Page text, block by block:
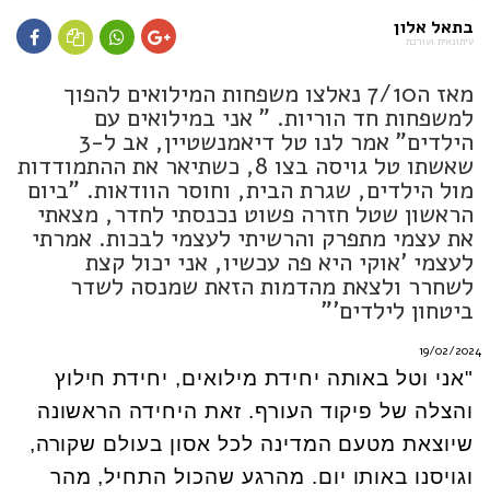
בתאל אלון
עיתונאית ועורכת
מאז ה7/10 נאלצו משפחות המילואים להפוך
למשפחות חד הוריות. " אני במילואים עם
הילדים" אמר לנו טל דיאמנשטיין, אב ל-3
שאשתו טל גויסה בצו 8, כשתיאר את ההתמודדות
מול הילדים, שגרת הבית, וחוסר הוודאות. "ביום
הראשון שטל חזרה פשוט נכנסתי לחדר, מצאתי
את עצמי מתפרק והרשיתי לעצמי לבכות. אמרתי
לעצמי 'אוקי היא פה עכשיו, אני יכול קצת
לשחרר ולצאת מהדמות הזאת שמנסה לשדר
ביטחון לילדים'"
19/02/2024
"אני וטל באותה יחידת מילואים, יחידת חילוץ
והצלה של פיקוד העורף. זאת היחידה הראשונה
שיוצאת מטעם המדינה לכל אסון בעולם שקורה,
וגויסנו באותו יום. מהרגע שהכול התחיל, מהר